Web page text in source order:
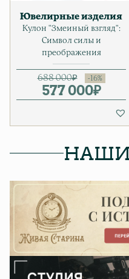
Ювелирные изделия
Кулон "Змеиный взгляд":
Символ силы и
преображения
688 000₽
577 000₽
НАШИ